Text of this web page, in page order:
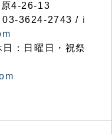
4-26-13
3624-2743 / i
：日曜日・祝祭